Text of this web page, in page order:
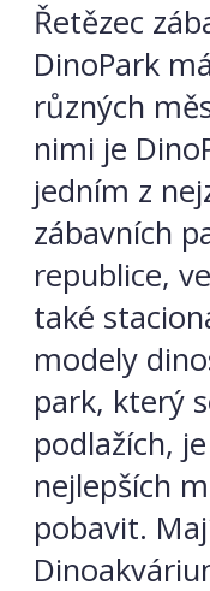
Řetězec
DinoPark
různých
nimi je
jedním z
zábavních
republice,
také
modely
park, který
podlažích,
nejlepších
pobavit.